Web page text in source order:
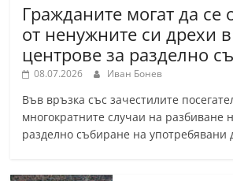
Гражданите могат да се
от ненужните си дрехи
центрове за разделно
08.07.2026 Иван Бонев
Във връзка със зачестилите
многократните случаи на разбиване
разделно събиране на употребявани